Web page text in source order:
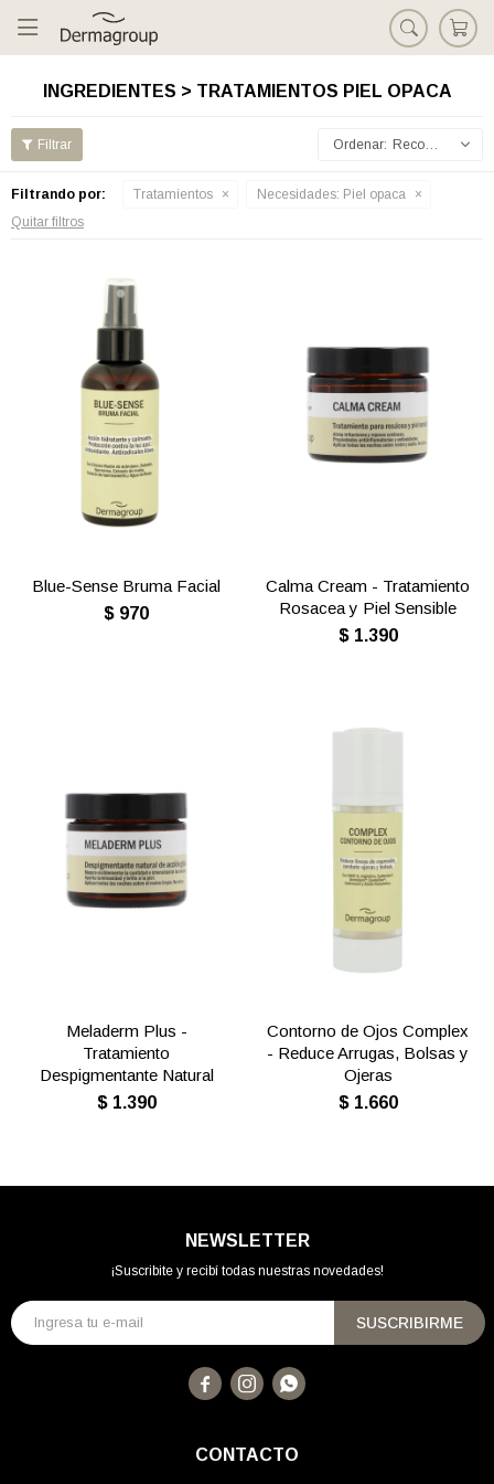

INGREDIENTES > TRATAMIENTOS PIEL OPACA
Recomendados
Filtrando por: Tratamientos Necesidades: Piel opaca
Quitar filtros
Blue-Sense Bruma Facial
$ 970
Calma Cream - Tratamiento
Rosacea y Piel Sensible
$ 1.390
Meladerm Plus -
Tratamiento
Despigmentante Natural
$ 1.390
Contorno de Ojos Complex
- Reduce Arrugas, Bolsas y
Ojeras
$ 1.660
CONTACTO
NEWSLETTER
¡Suscribite y recibí todas nuestras novedades!
SUSCRIBIRME
  